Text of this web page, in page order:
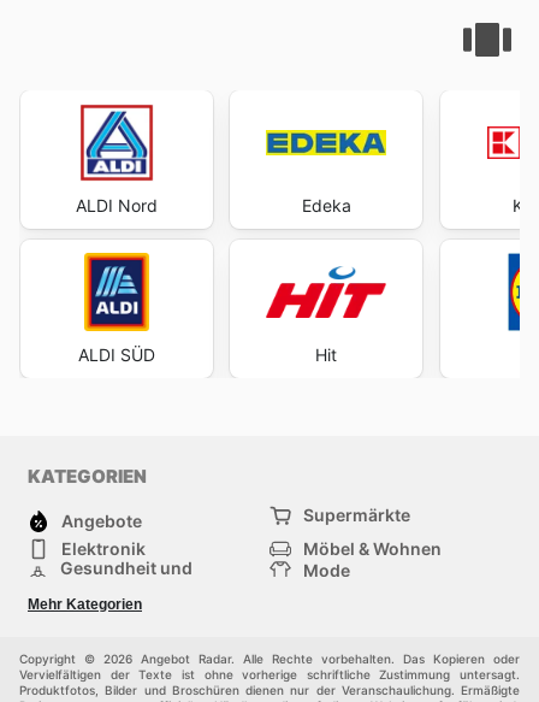
ALDI Nord
ALDI SÜD
Edeka
Hit
KATEGORIEN
Angebote
Supermärkte
Elektronik
Möbel & Wohnen
Gesundheit und
Mode
Sportartikel und
Sportbekleidung
Einkaufzentren
Andere
Mehr Kategorien
Copyright © 2026 Angebot Radar. Alle Rechte vorbehalten. Das Kopieren oder
Vervielfältigen der Texte ist ohne vorherige schriftliche Zustimmung untersagt.
Produktfotos, Bilder und Broschüren dienen nur der Veranschaulichung. Ermäßigte